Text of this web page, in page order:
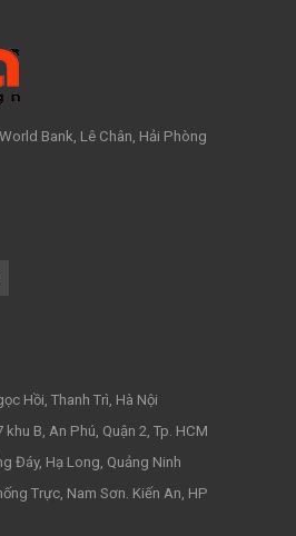
Bank, Lê Chân, Hải Phòng
Hồi, Thanh Trì, Hà Nội
B, An Phú, Quận 2, Tp. HCM
Đáy, Hạ Long, Quảng Ninh
Trực, Nam Sơn. Kiến An, HP